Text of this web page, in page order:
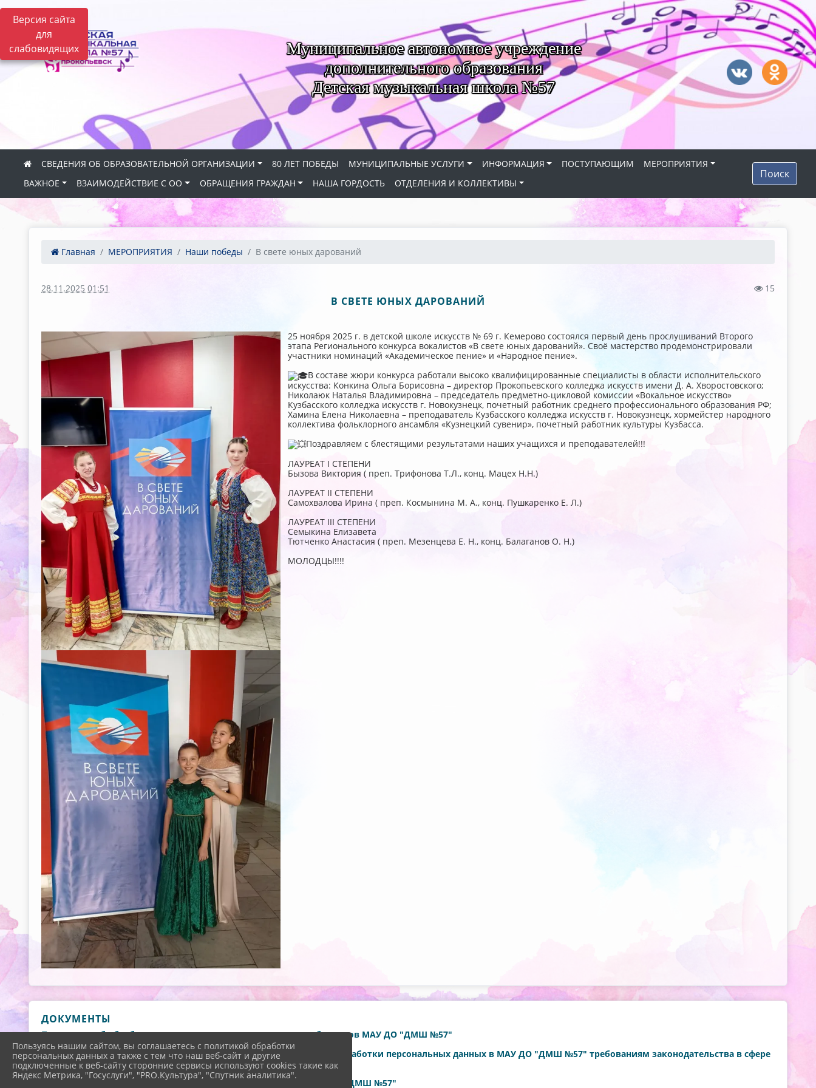
Версия сайта
для
слабовидящих
Муниципальное автономное учреждение
дополнительного образования
Детская музыкальная школа №57
СВЕДЕНИЯ ОБ ОБРАЗОВАТЕЛЬНОЙ ОРГАНИЗАЦИИ 80 ЛЕТ ПОБЕДЫ МУНИЦИПАЛЬНЫЕ УСЛУГИ ИНФОРМАЦИЯ ПОСТУПАЮЩИМ
МЕРОПРИЯТИЯ
ВАЖНОЕ
ВЗАИМОДЕЙСТВИЕ С ОО ОБРАЩЕНИЯ ГРАЖДАН НАША ГОРДОСТЬ ОТДЕЛЕНИЯ И КОЛЛЕКТИВЫ
Поиск
Главная МЕРОПРИЯТИЯ Наши победы В свете юных дарований
28.11.2025 01:51 15
В СВЕТЕ ЮНЫХ ДАРОВАНИЙ
25 ноября 2025 г. в детской школе искусств № 69 г. Кемерово состоялся первый день прослушиваний Второго
этапа Регионального конкурса вокалистов «В свете юных дарований». Своё мастерство продемонстрировали
участники номинаций «Академическое пение» и «Народное пение».
В составе жюри конкурса работали высоко квалифицированные специалисты в области исполнительского
искусства: Конкина Ольга Борисовна – директор Прокопьевского колледжа искусств имени Д. А. Хворостовского;
Николаюк Наталья Владимировна – председатель предметно-цикловой комиссии «Вокальное искусство»
Кузбасского колледжа искусств г. Новокузнецк, почетный работник среднего профессионального образования РФ;
Хамина Елена Николаевна – преподаватель Кузбасского колледжа искусств г. Новокузнецк, хормейстер народного
коллектива фольклорного ансамбля «Кузнецкий сувенир», почетный работник культуры Кузбасса.
Поздравляем с блестящими результатами наших учащихся и преподавателей!!!
ЛАУРЕАТ I СТЕПЕНИ
Бызова Виктория ( преп. Трифонова Т.Л., конц. Мацех Н.Н.)
ЛАУРЕАТ II СТЕПЕНИ
Самохвалова Ирина ( преп. Космынина М. А., конц. Пушкаренко Е. Л.)
ЛАУРЕАТ III СТЕПЕНИ
Семыкина Елизавета
Тютченко Анастасия ( преп. Мезенцева Е. Н., конц. Балаганов О. Н.)
МОЛОДЦЫ!!!!
ДОКУМЕНТЫ
Положение об обработке и защите персональных данных работников МАУ ДО "ДМШ №57"
Положение о внутреннем контроле и (или) аудите соответствия обработки персональных данных в МАУ ДО "ДМШ №57" требованиям законодательства в сфере
обработки персональных данных
Подожение о защите персональных данных обучающихся МАУ ДО "ДМШ №57"
Пользуясь нашим сайтом, вы соглашаетесь с политикой обработки
персональных данных а также с тем что наш веб-сайт и другие
подключенные к веб-сайту сторонние сервисы используют cookies такие как
Яндекс Метрика, "Госуслуги", "PRO.Культура", "Спутник аналитика".